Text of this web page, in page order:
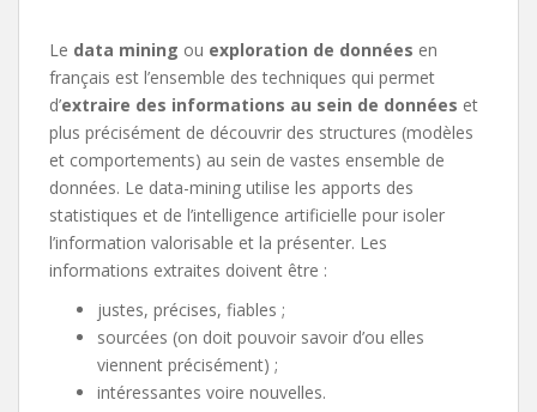
Le data mining ou exploration de données en
français est l’ensemble des techniques qui permet
d’extraire des informations au sein de données et
plus précisément de découvrir des structures (modèles
et comportements) au sein de vastes ensemble de
données. Le data-mining utilise les apports des
statistiques et de l’intelligence artificielle pour isoler
l’information valorisable et la présenter. Les
informations extraites doivent être :
justes, précises, fiables ;
sourcées (on doit pouvoir savoir d’ou elles
viennent précisément) ;
intéressantes voire nouvelles.